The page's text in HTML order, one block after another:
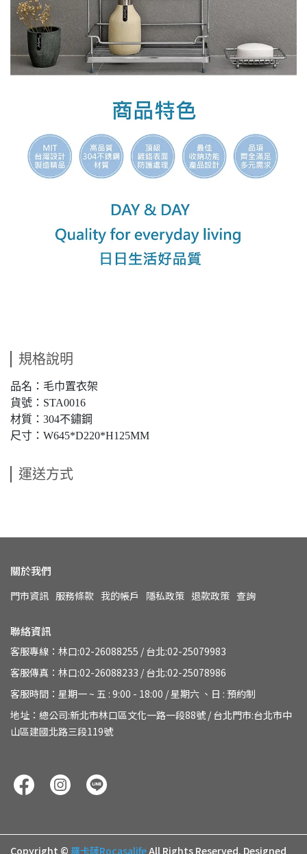
規格說明
品名：毛巾置衣架
貨號：STA0016
材質：304不鏽鋼
尺寸：W645*D220*H125MM
運送方式
關於我們
門市資訊 服務條款 我的帳戶 隱私政策 退款政策 查詢
聯絡資訊
客服專線：林口:02-26088255 / 台北:02-25079983
客服傳真：林口:02-26088233 / 台北:02-25078986
客服時間：星期一 ~ 五 : 9:00 - 18:00 / 星期六 、日 : 預約制
地址：總公司:新北市林口區文化一路一段88號 / 台北門市:台北市中
山區建國北路三段119號
Copyright © 羅卡薩RocasalifeAll Rights Reserved. Designed